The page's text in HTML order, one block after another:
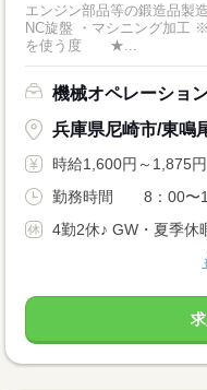
エンジン部品等の鍛造品製造をして
NC旋盤 ・マシニング加工 ※作業手順をしっかり覚えましょう。 頭
を使う度 ★...
機械オペレーショ
兵庫県尼崎市/東鳴
時給1,600円～1,875円
勤務時間 8：00〜17
4勤2休♪ GW・夏季休